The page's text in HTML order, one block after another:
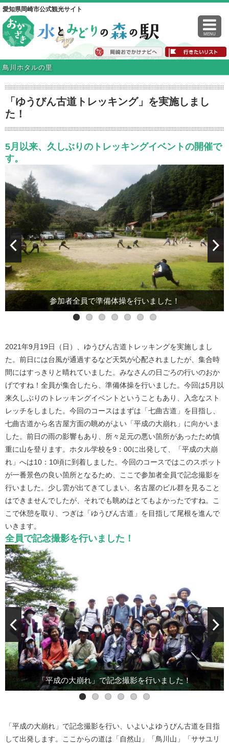
愛知県岡崎市公式観光サイト
MENU
鳥川ホタルの里
「ゆうびん古道トレッキング」を実施しまし
た！
5月以来、久しぶりのトレッキングイベントの開催で
す。
参加者全員で準備体操を行いました！
出発前に人数確認を行います！
それではホタル学校を出発します！
途中「大岩の水」「庚申の水」へ寄りました！
七曲古道を進んでいきます！
平成の大崩れまであと少し！
平成の大崩れに到着！良い景色です！
2021年9月19日（日）、ゆうびん古道トレッキングを実施しまし
た。前日には台風が通過するなど天気が心配されましたが、集合時
間にはすっきりと晴れていました。みなさんの日ごろの行いのおか
げですね！全員が集合したら、準備体操を行いました。今回は5月以
来久しぶりのトレッキングイベントということもあり、入念なスト
レッチをしました。今回のコースはまずは「七曲古道」を目指し、
七曲古道から名古屋方面の眺めがよい「平成の大崩れ」に向かいま
した。前日の雨の影響もあり、所々足元の悪い箇所があったため慎
重に山を登ります。ホタル学校を9：00に出発して、「平成の大崩
れ」へは10：10頃に到着しました。今回のコースではこのスポット
が一番景色の良い箇所となるため、ここで参加者全員で記念撮影を
行いました。少し雲が出てきてしまい、名古屋のビル群を見ること
はできませんでしたが、それでも眺めはとてもよかったですね。こ
こで休憩を取り、つぎは「ゆうびん古道」を目指して尾根を進んで
いきます。
全員で記念撮影を行いました！
「平成の大崩れ」で記念撮影を行いました！
西方面を見渡すことができます。天気の良い日は名古屋のビル
群も見えます
しばし景色を眺めてしまいます。
それではゆうびん古道を目指して再出発！
動物山前の登り道。息が上がります。
もう少しで登り終えます！
「平成の大崩れ」で記念撮影を行い、いよいよゆうびん古道を目指
して出発します。ここからの道は「自然山」「鳥川山」「ササユリ